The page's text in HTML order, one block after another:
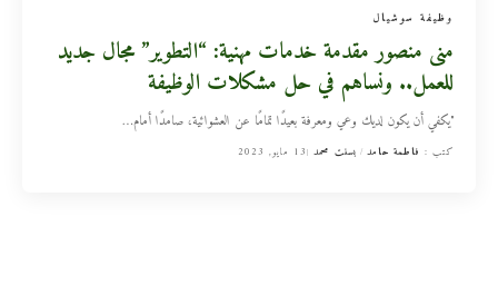
وظيفة سوشيال
منى منصور مقدمة خدمات مهنية: “التطوير” مجال جديد
للعمل.. ونساهم في حل مشكلات الوظيفة
"يكفي أن يكون لديك وعي ومعرفة بعيدًا تمامًا عن العشوائية، صامدًا أمام…
كتب : فاطمة حامد بسنت محمد 13 مايو, 2023